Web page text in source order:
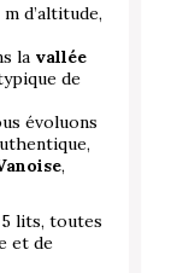
d’altitude,
la vallée
de
évoluons
,
lits, toutes
et de